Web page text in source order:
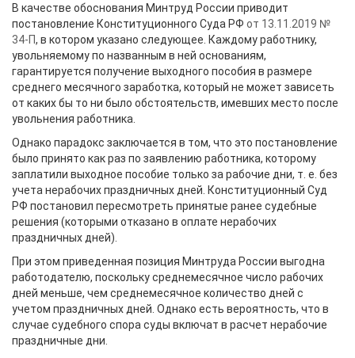
В качестве обоснования Минтруд России приводит
постановление Конституционного Суда РФ от 13.11.2019 №
34-П, в котором указано следующее. Каждому работнику,
увольняемому по названным в ней основаниям,
гарантируется получение выходного пособия в размере
среднего месячного заработка, который не может зависеть
от каких бы то ни было обстоятельств, имевших место после
увольнения работника.
Однако парадокс заключается в том, что это постановление
было принято как раз по заявлению работника, которому
заплатили выходное пособие только за рабочие дни, т. е. без
учета нерабочих праздничных дней. Конституционный Суд
РФ постановил пересмотреть принятые ранее судебные
решения (которыми отказано в оплате нерабочих
праздничных дней).
При этом приведенная позиция Минтруда России выгодна
работодателю, поскольку среднемесячное число рабочих
дней меньше, чем среднемесячное количество дней с
учетом праздничных дней. Однако есть вероятность, что в
случае судебного спора суды включат в расчет нерабочие
праздничные дни.